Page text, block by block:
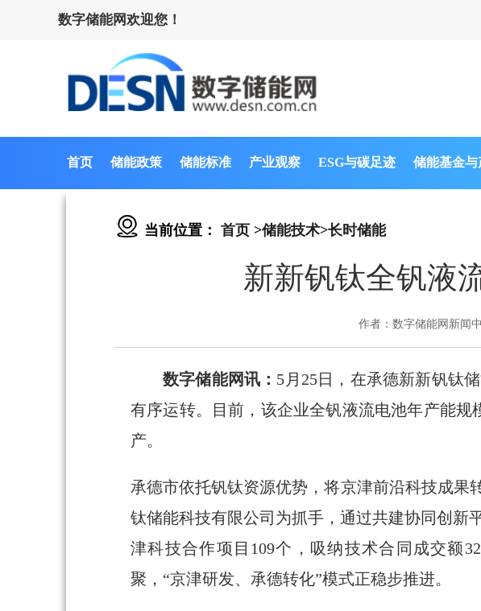
数字储能网欢迎您！
首页 储能政策 储能标准 产业观察 ESG与碳足迹 储能基金与
当前位置： 首页 >储能技术>长时储能
新新钒钛全钒液
作者：数字储能网新闻
数字储能网讯： 5月25日，在承德新新钒钛
有序运转。目前，该企业全钒液流电池年产能
产。
承德市依托钒钛资源优势，将京津前沿科技成果
钛储能科技有限公司为抓手，通过共建协同创新
津科技合作项目109个，吸纳技术合同成交额
聚，“京津研发、承德转化”模式正稳步推进。